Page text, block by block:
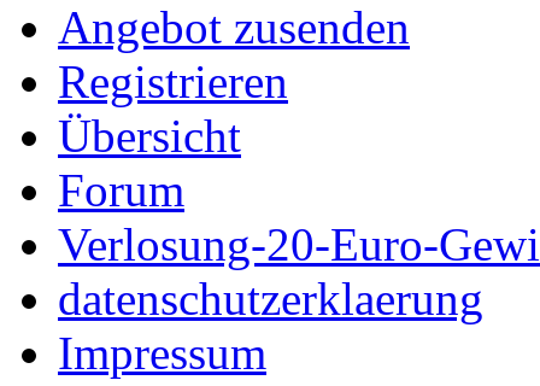
Angebot zusenden
Registrieren
Übersicht
Forum
Verlosung-20-Euro-
datenschutzerklaerung
Impressum